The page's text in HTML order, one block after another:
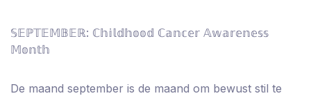
𝕊𝔼ℙ𝕋𝔼𝕄𝔹𝔼ℝ: ℂ𝕙𝕚𝕝𝕕𝕙𝕠𝕠𝕕 ℂ𝕒𝕟𝕔𝕖𝕣 𝔸𝕨𝕒𝕣𝕖𝕟𝕖𝕤𝕤
𝕄𝕠𝕟𝕥𝕙
De maand september is de maand om bewust stil te